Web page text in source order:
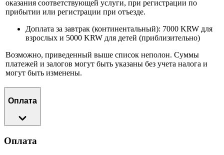
оказания соответствующей услуги, при регистрации по
прибытии или регистрации при отъезде.
Доплата за завтрак (континентальный): 7000 KRW для
взрослых и 5000 KRW для детей (приблизительно)
Возможно, приведенный выше список неполон. Суммы
платежей и залогов могут быть указаны без учета налога и
могут быть изменены.
Оплата
Оплата